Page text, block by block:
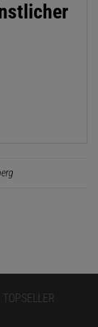
TOPSELLER